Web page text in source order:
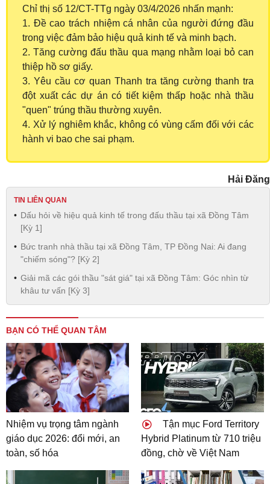
Chỉ thị số 12/CT-TTg ngày 03/4/2026 nhấn mạnh:
1. Đề cao trách nhiệm cá nhân của người đứng đầu
trong việc đảm bảo hiệu quả kinh tế và minh bạch.
2. Tăng cường đấu thầu qua mạng nhằm loại bỏ can
thiệp hồ sơ giấy.
3. Yêu cầu cơ quan Thanh tra tăng cường thanh tra
đột xuất các dự án có tiết kiệm thấp hoặc nhà thầu
"quen" trúng thầu thường xuyên.
4. Xử lý nghiêm khắc, không có vùng cấm đối với các
hành vi bao che sai phạm.
Hải Đăng
TIN LIÊN QUAN
Dấu hỏi về hiệu quả kinh tế trong đấu thầu tại xã Đồng Tâm
[Kỳ 1]
Bức tranh nhà thầu tại xã Đồng Tâm, TP Đồng Nai: Ai đang
"chiếm sóng"? [Kỳ 2]
Giải mã các gói thầu "sát giá" tại xã Đồng Tâm: Góc nhìn từ
khâu tư vấn [Kỳ 3]
BẠN CÓ THỂ QUAN TÂM
Nhiệm vụ trọng tâm ngành
giáo dục 2026: đổi mới, an
toàn, số hóa
Tận mục Ford Territory
Hybrid Platinum từ 710 triệu
đồng, chờ về Việt Nam